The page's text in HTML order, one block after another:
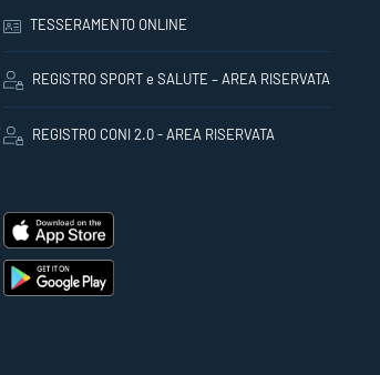
TESSERAMENTO ONLINE
REGISTRO SPORT e SALUTE – AREA RISERVATA
REGISTRO CONI 2.0 - AREA RISERVATA